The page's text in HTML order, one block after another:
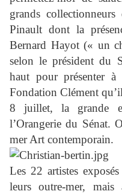
grands collectionneurs
Pinault dont la
Bernard Hayot (« un
selon le président du
haut pour présenter à
Fondation Clément
8 juillet, la grande
l’Orangerie du Sénat.
mer Art contemporain.
Les 22 artistes
leurs outre-mer,